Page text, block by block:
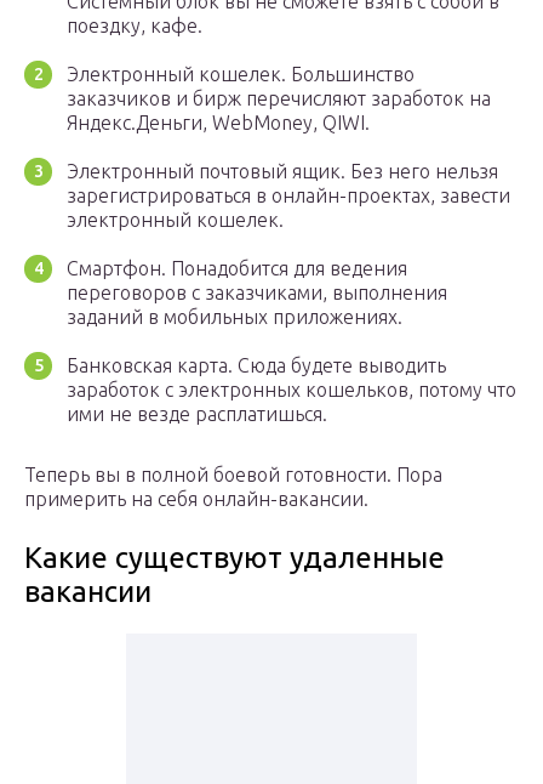
поездку, кафе.
Электронный кошелек. Большинство
заказчиков и бирж перечисляют заработок на
Яндекс.Деньги, WebMoney, QIWI.
Электронный почтовый ящик. Без него нельзя
зарегистрироваться в онлайн-проектах, завести
электронный кошелек.
Смартфон. Понадобится для ведения
переговоров с заказчиками, выполнения
заданий в мобильных приложениях.
Банковская карта. Сюда будете выводить
заработок с электронных кошельков, потому что
ими не везде расплатишься.
Теперь вы в полной боевой готовности. Пора
примерить на себя онлайн-вакансии.
Какие существуют удаленные
вакансии